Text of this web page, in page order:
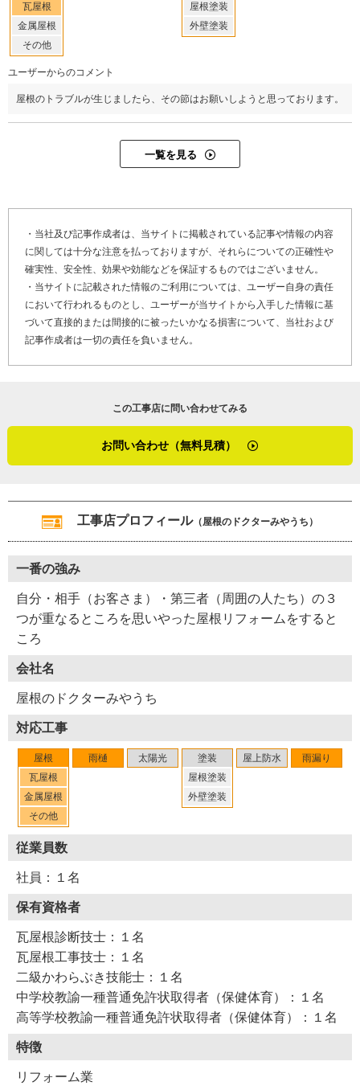
瓦屋根
金属屋根
その他
屋根塗装
外壁塗装
ユーザーからのコメント
屋根のトラブルが生じましたら、その節はお願いしようと思っております。
一覧を見る
・当社及び記事作成者は、当サイトに掲載されている記事や情報の内容
に関しては十分な注意を払っておりますが、それらについての正確性や
確実性、安全性、効果や効能などを保証するものではございません。
・当サイトに記載された情報のご利用については、ユーザー自身の責任
において行われるものとし、ユーザーが当サイトから入手した情報に基
づいて直接的または間接的に被ったいかなる損害について、当社および
記事作成者は一切の責任を負いません。
この工事店に問い合わせてみる
お問い合わせ（無料見積）
工事店プロフィール（屋根のドクターみやうち）
一番の強み
自分・相手（お客さま）・第三者（周囲の人たち）の３
つが重なるところを思いやった屋根リフォームをすると
ころ
会社名
屋根のドクターみやうち
対応工事
屋根
瓦屋根
金属屋根
その他
雨樋 太陽光
塗装
屋根塗装
外壁塗装
屋上防水 雨漏り
従業員数
社員：１名
保有資格者
瓦屋根診断技士：１名
瓦屋根工事技士：１名
二級かわらぶき技能士：１名
中学校教諭一種普通免許状取得者（保健体育）：１名
高等学校教諭一種普通免許状取得者（保健体育）：１名
特徴
リフォーム業